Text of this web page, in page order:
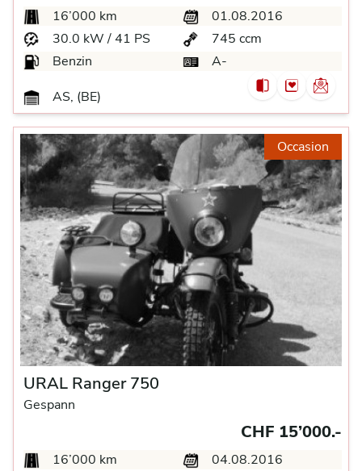
16’000 km
01.08.2016
30.0 kW / 41 PS
745 ccm
Benzin
A-
AS, (BE)
Occasion
URAL Ranger 750
Gespann
CHF 15’000.-
16’000 km
04.08.2016